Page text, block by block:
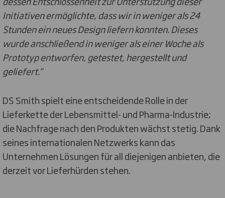
Initiativen ermöglichte, dass wir in weniger als 24
Stunden ein neues Design liefern konnten. Dieses
wurde anschließend in weniger als einer Woche als
Prototyp entworfen, getestet, hergestellt und
geliefert.”
DS Smith spielt eine entscheidende Rolle in der
Lieferkette der Lebensmittel- und Pharma-Industrie;
die Nachfrage nach den Produkten wächst stetig. Dank
seines internationalen Netzwerks kann das
Unternehmen Lösungen für all diejenigen anbieten, die
derzeit vor Lieferhürden stehen.